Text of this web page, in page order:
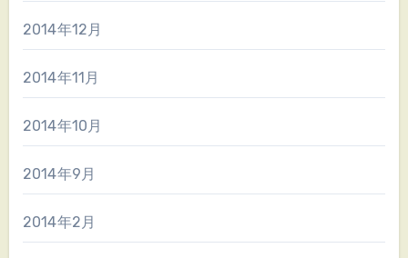
2014年12月
2014年11月
2014年10月
2014年9月
2014年2月